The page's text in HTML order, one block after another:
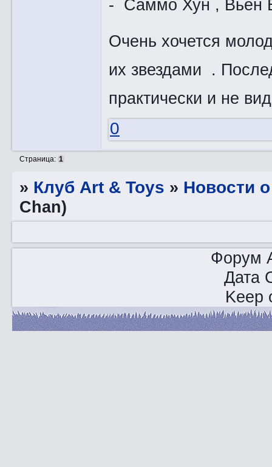
- Саммо Хун , Вьен
Очень хочется
их звездами .
практически и не
0
Страница: 1
» Клуб Art & Toys » ­Новости
Chan)
Форум
Дата
Keep